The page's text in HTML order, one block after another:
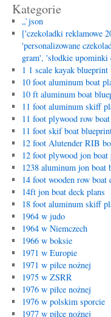
Kategorie
„`json
['czekoladki reklamowe
'personalizowane
gram', 'słodkie upominki
1 1 scale kayak blueprint
10 foot aluminum boat
10 ft aluminum boat
11 foot aluminum skiff
11 foot plywood row
11 foot skif boat
12 foot Alutender RIB
12 foot plywood jon boat
1238 aluminum jon boat
14 foot wooden row boat
14ft jon boat deck plans
18 foot aluminum skiff
1964 w judo
1964 w Niemczech
1966 w boksie
1971 w Europie
1971 w piłce nożnej
1975 w ZSRR
1976 w piłce nożnej
1976 w polskim sporcie
1977 w piłce nożnej